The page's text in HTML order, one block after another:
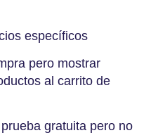
específicos
pero mostrar
al carrito de
gratuita pero no